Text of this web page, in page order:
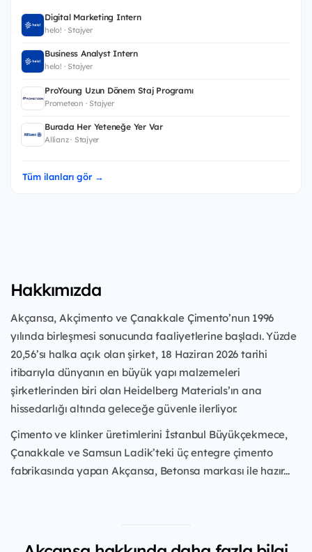
Digital Marketing Intern
helo! · Stajyer
Business Analyst Intern
helo! · Stajyer
ProYoung Uzun Dönem Staj Programı
Prometeon · Stajyer
Burada Her Yeteneğe Yer Var
Allianz · Stajyer
Tüm ilanları gör →
Hakkımızda
Akçansa, Akçimento ve Çanakkale Çimento’nun 1996
yılında birleşmesi sonucunda faaliyetlerine başladı. Yüzde
20,56’sı halka açık olan şirket, 18 Haziran 2026 tarihi
itibarıyla dünyanın en büyük yapı malzemeleri
şirketlerinden biri olan Heidelberg Materials’ın ana
hissedarlığı altında geleceğe güvenle ilerliyor.
Çimento ve klinker üretimlerini İstanbul Büyükçekmece,
Çanakkale ve Samsun Ladik’teki üç entegre çimento
fabrikasında yapan Akçansa, Betonsa markası ile hazır...